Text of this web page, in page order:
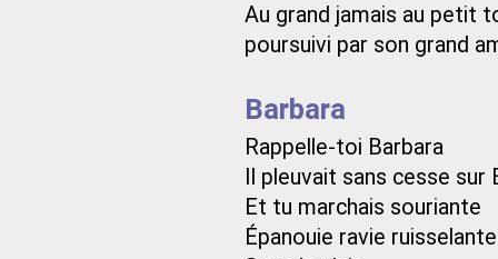
Au grand jamais au petit
poursuivi par son grand
Barbara
Rappelle-toi Barbara
Il pleuvait sans cesse
Et tu marchais souriante
Épanouie ravie ruisselante